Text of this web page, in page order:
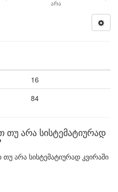
არა
16
84
თუ არა სისტემატიურად
თუ არა სისტემატიურად კვირაში